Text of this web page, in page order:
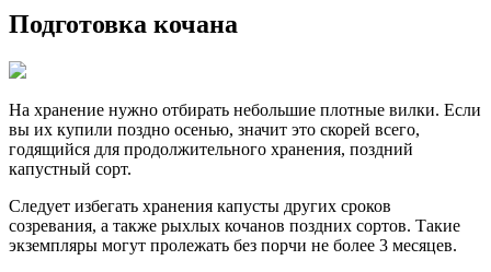
Подготовка кочана
На хранение нужно отбирать небольшие плотные вилки. Если
вы их купили поздно осенью, значит это скорей всего,
годящийся для продолжительного хранения, поздний
капустный сорт.
Следует избегать хранения капусты других сроков
созревания, а также рыхлых кочанов поздних сортов. Такие
экземпляры могут пролежать без порчи не более 3 месяцев.